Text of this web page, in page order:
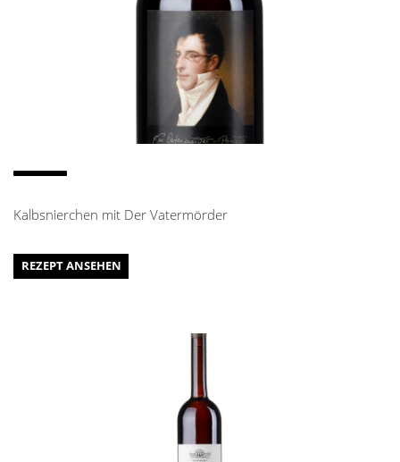
Kalbsnierchen mit Der Vatermörder
REZEPT ANSEHEN